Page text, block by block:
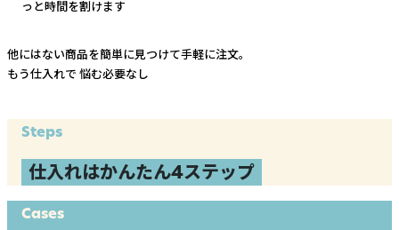
っと時間を割けます
他にはない商品を簡単に見つけて手軽に注文。
もう仕入れで 悩む必要なし
Steps
仕入れはかんたん4ステップ
Cases